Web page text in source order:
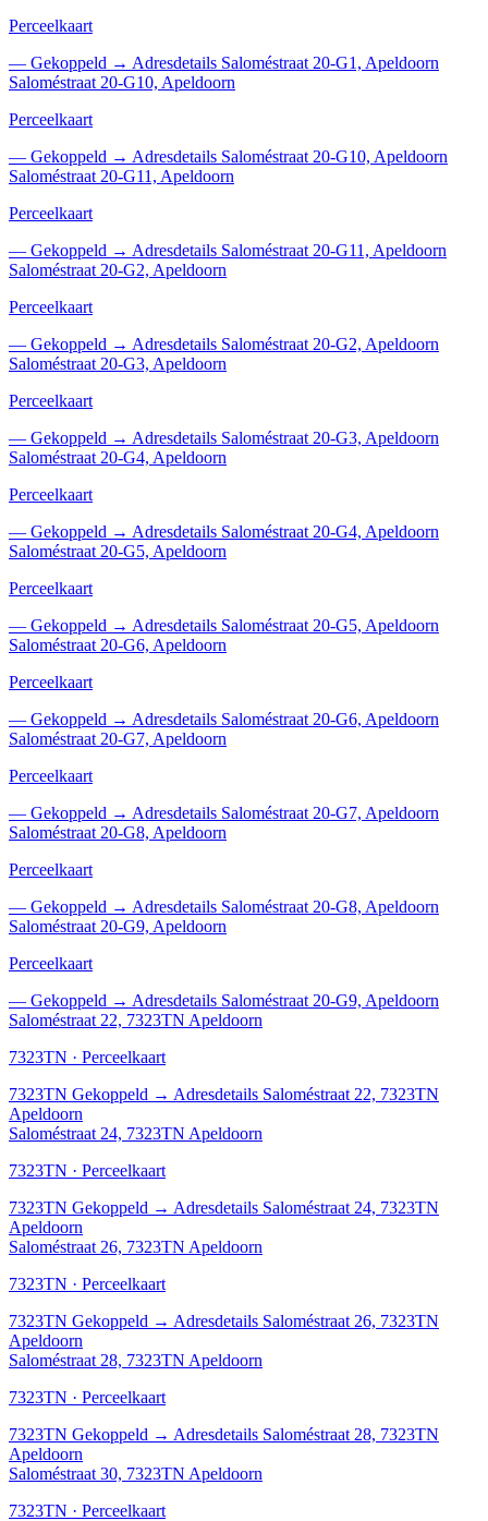
Perceelkaart
— Gekoppeld → Adresdetails Saloméstraat 20-G1, Apeldoorn
Saloméstraat 20-G10, Apeldoorn
Perceelkaart
— Gekoppeld → Adresdetails Saloméstraat 20-G10, Apeldoorn
Saloméstraat 20-G11, Apeldoorn
Perceelkaart
— Gekoppeld → Adresdetails Saloméstraat 20-G11, Apeldoorn
Saloméstraat 20-G2, Apeldoorn
Perceelkaart
— Gekoppeld → Adresdetails Saloméstraat 20-G2, Apeldoorn
Saloméstraat 20-G3, Apeldoorn
Perceelkaart
— Gekoppeld → Adresdetails Saloméstraat 20-G3, Apeldoorn
Saloméstraat 20-G4, Apeldoorn
Perceelkaart
— Gekoppeld → Adresdetails Saloméstraat 20-G4, Apeldoorn
Saloméstraat 20-G5, Apeldoorn
Perceelkaart
— Gekoppeld → Adresdetails Saloméstraat 20-G5, Apeldoorn
Saloméstraat 20-G6, Apeldoorn
Perceelkaart
— Gekoppeld → Adresdetails Saloméstraat 20-G6, Apeldoorn
Saloméstraat 20-G7, Apeldoorn
Perceelkaart
— Gekoppeld → Adresdetails Saloméstraat 20-G7, Apeldoorn
Saloméstraat 20-G8, Apeldoorn
Perceelkaart
— Gekoppeld → Adresdetails Saloméstraat 20-G8, Apeldoorn
Saloméstraat 20-G9, Apeldoorn
Perceelkaart
— Gekoppeld → Adresdetails Saloméstraat 20-G9, Apeldoorn
Saloméstraat 22, 7323TN Apeldoorn
7323TN · Perceelkaart
7323TN Gekoppeld → Adresdetails Saloméstraat 22, 7323TN
Apeldoorn
Saloméstraat 24, 7323TN Apeldoorn
7323TN · Perceelkaart
7323TN Gekoppeld → Adresdetails Saloméstraat 24, 7323TN
Apeldoorn
Saloméstraat 26, 7323TN Apeldoorn
7323TN · Perceelkaart
7323TN Gekoppeld → Adresdetails Saloméstraat 26, 7323TN
Apeldoorn
Saloméstraat 28, 7323TN Apeldoorn
7323TN · Perceelkaart
7323TN Gekoppeld → Adresdetails Saloméstraat 28, 7323TN
Apeldoorn
Saloméstraat 30, 7323TN Apeldoorn
7323TN · Perceelkaart